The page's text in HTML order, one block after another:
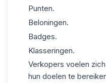
Punten.
Beloningen.
Badges.
Klasseringen.
Verkopers voelen
hun doelen te